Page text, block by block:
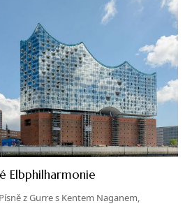
Elbphilharmonie
z Gurre s Kentem Naganem,